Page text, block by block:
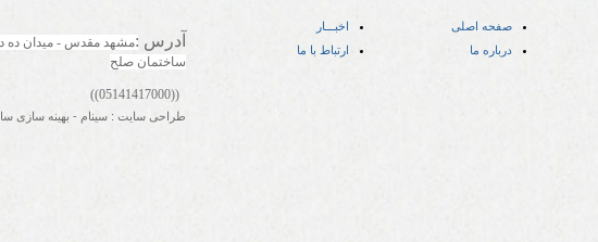
صفحه اصلی
اخبـــار
درباره ما
ارتباط با ما آدرس :
ساختمان صلح
((05141417000))
طراحی سایت : سینام - بهینه سازی